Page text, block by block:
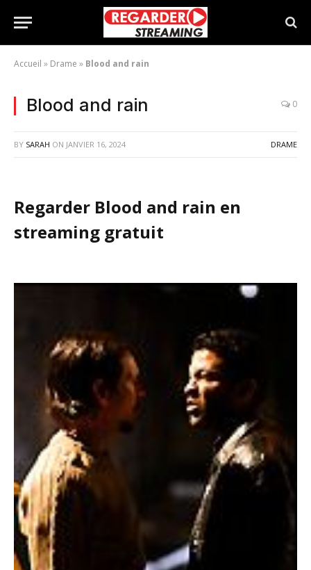
Accueil » Drame » Blood and rain
Blood and rain 0
BY SARAH ON JANVIER 16, 2024 DRAME
Regarder Blood and rain en
streaming gratuit